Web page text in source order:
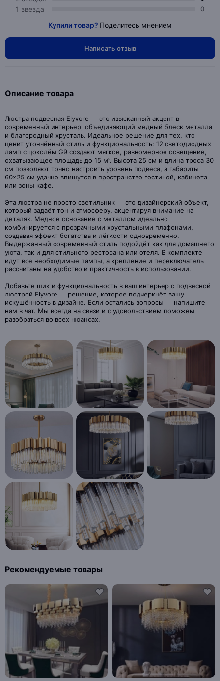
1 звезда 0
Купили товар? Поделитесь мнением
Написать отзыв
Описание товара
Люстра подвесная Elyvore — это изысканный акцент в
современный интерьер, объединяющий медный блеск металла
и благородный хрусталь. Идеальное решение для тех, кто
ценит утончённый стиль и функциональность: 12 светодиодных
ламп с цоколём G9 создают мягкое, равномерное освещение,
охватывающее площадь до 15 м². Высота 25 см и длина троса 30
см позволяют точно настроить уровень подвеса, а габариты
60×25 см удачно впишутся в пространство гостиной, кабинета
или зоны кафе.
Эта люстра не просто светильник — это дизайнерский объект,
который задаёт тон и атмосферу, акцентируя внимание на
деталях. Медное основание с металлом идеально
комбинируется с прозрачными хрустальными плафонами,
создавая эффект богатства и лёгкости одновременно.
Выдержанный современный стиль подойдёт как для домашнего
уюта, так и для стильного ресторана или отеля. В комплекте
идут все необходимые лампы, а крепление и переключатель
рассчитаны на удобство и практичность в использовании.
Добавьте шик и функциональность в ваш интерьер с подвесной
люстрой Elyvore — решение, которое подчеркнёт вашу
искушённость в дизайне. Если остались вопросы — напишите
нам в чат. Мы всегда на связи и с удовольствием поможем
разобраться во всех нюансах.
Рекомендуемые товары